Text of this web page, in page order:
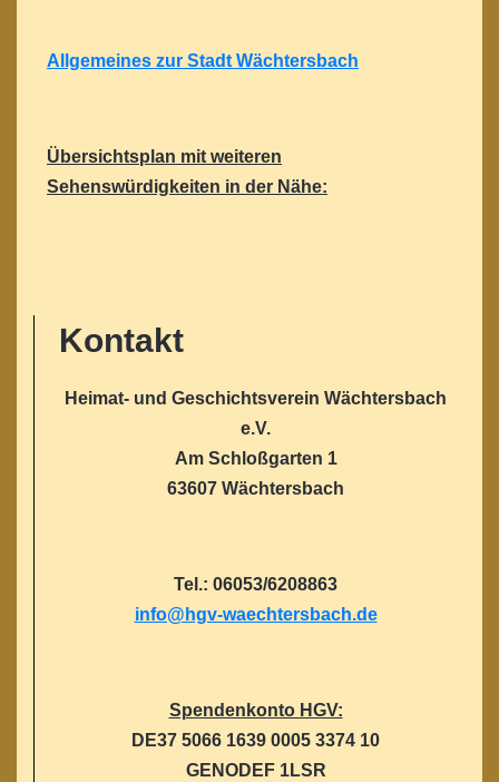
Allgemeines zur Stadt Wächtersbach
Übersichtsplan mit weiteren
Sehenswürdigkeiten in der Nähe:
Kontakt
Heimat- und Geschichtsverein Wächtersbach
e.V.
Am Schloßgarten 1
63607 Wächtersbach
Tel.: 06053/6208863
info@hgv-waechtersbach.de
Spendenkonto HGV:
DE37 5066 1639 0005 3374 10
GENODEF 1LSR